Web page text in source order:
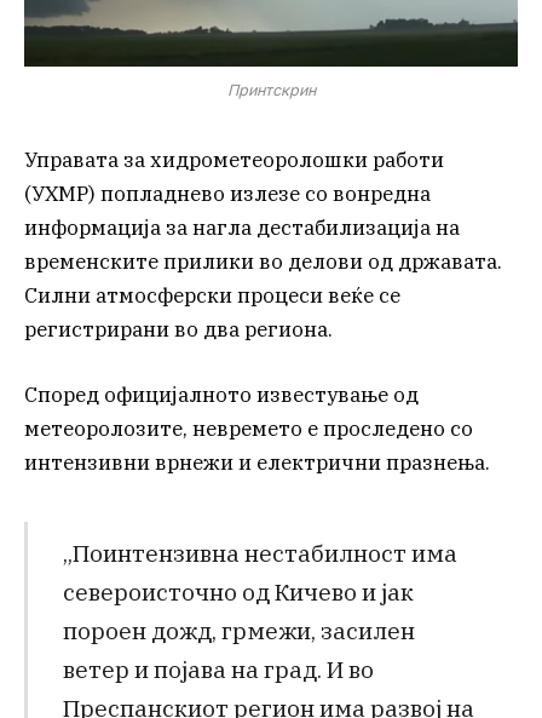
Принтскрин
Управата за хидрометеоролошки работи
(УХМР) попладнево излезе со вонредна
информација за нагла дестабилизација на
временските прилики во делови од државата.
Силни атмосферски процеси веќе се
регистрирани во два региона.
Според официјалното известување од
метеоролозите, невремето е проследено со
интензивни врнежи и електрични празнења.
„Поинтензивна нестабилност има
североисточно од Кичево и јак
пороен дожд, грмежи, засилен
ветер и појава на град. И во
Преспанскиот регион има развој на